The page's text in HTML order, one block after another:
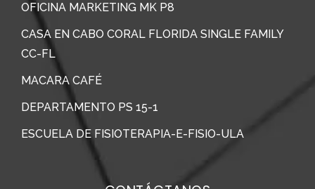
OFICINA MARKETING MK P8
CASA EN CABO CORAL FLORIDA SINGLE FAMILY
CC-FL
MACARA CAFÉ
DEPARTAMENTO PS 15-1
ESCUELA DE FISIOTERAPIA-E-FISIO-ULA